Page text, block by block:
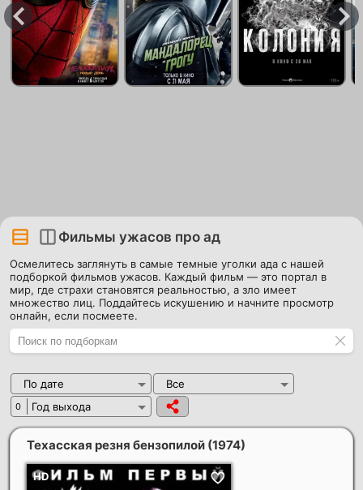
Фильмы ужасов про ад
Осмелитесь заглянуть в самые темные уголки ада с нашей
подборкой фильмов ужасов. Каждый фильм — это портал в
мир, где страхи становятся реальностью, а зло имеет
множество лиц. Поддайтесь искушению и начните просмотр
онлайн, если посмеете.
По дате Все
0 Год выхода
Техасская резня бензопилой (1974)